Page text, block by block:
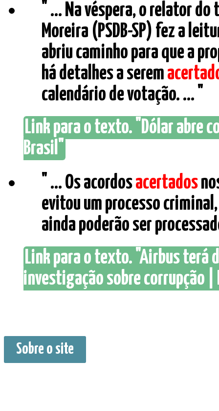
" ... Na véspera, o relator
Moreira (PSDB-SP) fez a
abriu caminho para que a
há detalhes a serem
calendário de votação. ... "
Link para o texto. "Dólar abre
Brasil"
" ... Os acordosacertados
evitou um processo
ainda poderão ser
Link para o texto. "Airbus terá
investigação sobre corrupção |
Sobre o site